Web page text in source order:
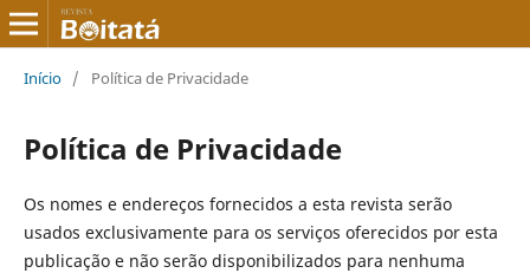
Início / Política de Privacidade
Política de Privacidade
Os nomes e endereços fornecidos a esta revista serão
usados exclusivamente para os serviços oferecidos por esta
publicação e não serão disponibilizados para nenhuma